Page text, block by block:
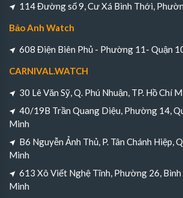
114 Đường số 9, Cư Xá Bình Thới,
Bảo Anh Watch
608 Điện Biên Phủ - Phường 11- Quận
CARNIVAL.WATCH
30 Lê Văn Sỹ, Q. Phú Nhuận, TP. Hồ Chí
40/19B Trần Quang Diệu, Phường 14,
Minh
B6 Nguyễn Ảnh Thủ, P. Tân Chánh Hiệp,
Minh
613 Xô Viết Nghệ Tĩnh, Phường 26, Bình
Minh